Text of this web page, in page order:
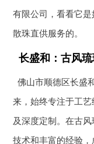
有限公司，看看它
散珠直供服务的。
长盛和：古风
佛山市顺德区长盛
来，始终专注于工
及深度定制。在古
技术和丰富的经验，